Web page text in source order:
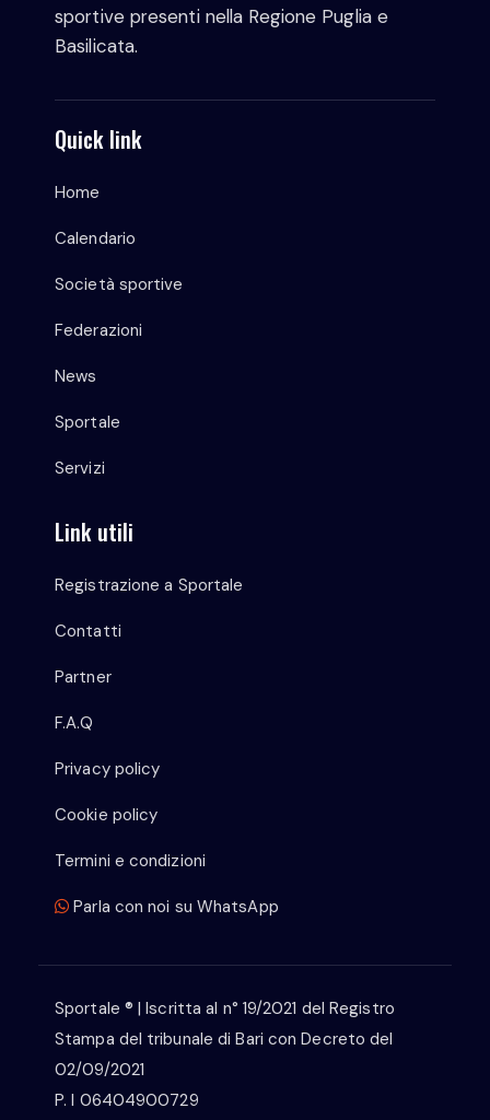
sportive presenti nella Regione Puglia e
Basilicata.
Quick link
Home
Calendario
Società sportive
Federazioni
News
Sportale
Servizi
Link utili
Registrazione a Sportale
Contatti
Partner
F.A.Q
Privacy policy
Cookie policy
Termini e condizioni
Parla con noi su WhatsApp
Sportale ® | Iscritta al n° 19/2021 del Registro
Stampa del tribunale di Bari con Decreto del
02/09/2021
P. I 06404900729